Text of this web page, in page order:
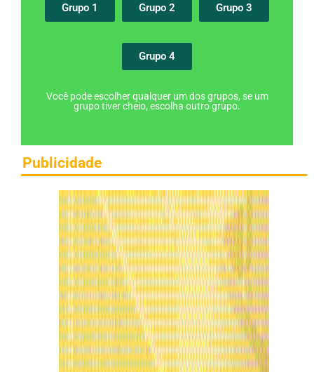
Grupo 1 Grupo 2 Grupo 3
Grupo 4
Você pode escolher qualquer um dos grupos, se um
grupo tiver cheio, escolha outro grupo.
Publicidade